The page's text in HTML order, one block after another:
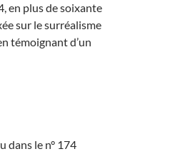
en plus de soixante
sur le surréalisme
témoignant d’un
dans le n° 174